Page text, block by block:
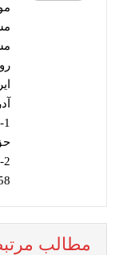
حق
مطالب